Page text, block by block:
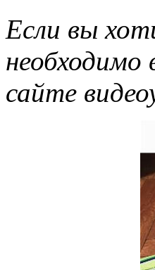
Если вы
необходимо
сайте